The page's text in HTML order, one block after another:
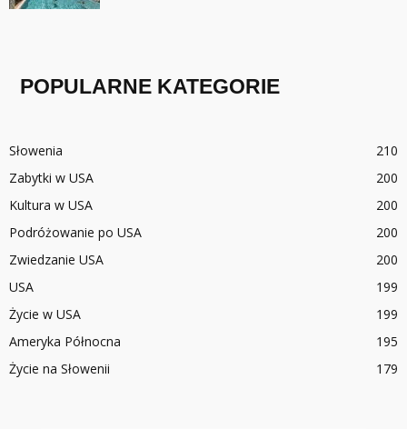
POPULARNE KATEGORIE
Słowenia
210
Zabytki w USA
200
Kultura w USA
200
Podróżowanie po USA
200
Zwiedzanie USA
200
USA
199
Życie w USA
199
Ameryka Północna
195
Życie na Słowenii
179